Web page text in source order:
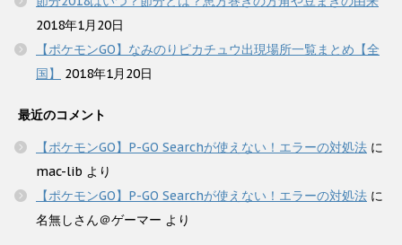
2018年1月20日
【ポケモンGO】なみのりピカチュウ出現場所一覧まとめ【全
国】
2018年1月20日
最近のコメント
【ポケモンGO】P-GO Searchが使えない！エラーの対処法 に
mac-lib より
【ポケモンGO】P-GO Searchが使えない！エラーの対処法 に
名無しさん＠ゲーマー より